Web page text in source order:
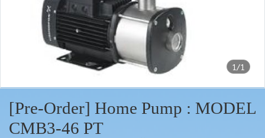
1/1
[Pre-Order] Home Pump : MODEL
CMB3-46 PT